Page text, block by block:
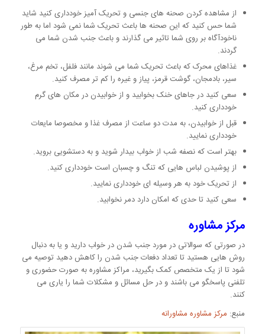
از مشاهده کردن صحنه های جنسی و تحریک آمیز خودداری کنید شاید
شما حس کنید که این صحنه ها باعث تحریک شما نمی شود اما به طور
ناخودآگاه بر روی شما تاثیر می گذارند و باعث جنب شدن شما می
گردند.
غذاهای محرک که باعث تحریک شما می شوند مانند فلفل، تخم مرغ،
سیر، بادمجان، گوشت قرمز، پیاز و غیره را کم تر مصرف کنید.
سعی کنید در جاهای خنک بخوابید و از خوابیدن در مکان های گرم
خودداری کنید.
قبل از خوابیدن، به مدت دو ساعت از مصرف غذا و مخصوصا مایعات
خودداری نمایید.
بهتر است که نصفه شب از خواب بیدار شوید و به دستشویی بروید.
از پوشیدن لباس هایی که تنگ و چسبان است خودداری کنید.
از تحریک خود به هر وسیله ای خودداری نمایید.
سعی کنید تا حدی که امکان دارد دمر نخوابید.
مرکز مشاوره
در صورتی که سوالاتی در مورد جنب شدن در خواب دارید و یا به دنبال
روش هایی هستید تا تعداد دفعات جنب شدن را کاهش دهید توصیه می
شود تا از یک متخصص کمک بگیرید، مراکز مشاوره به صورت حضوری و
تلفنی پاسخگو می باشند و در حل مسائل و مشکلات شما را یاری می
کنند.
منبع: مرکز مشاوره مشاورانه